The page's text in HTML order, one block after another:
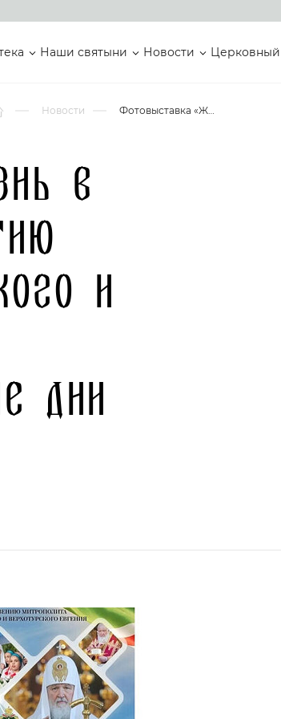
Наши святыни Новости Церковный
Новости Фотовыставка «Жизнь в служении» к 80-летию Патриарха Московского и всея Руси Кирилла откроется в Царские дни в Екатеринбурге
в
и
дни